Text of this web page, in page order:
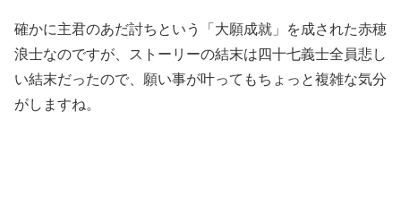
確かに主君のあだ討ちという「大願成就」を成された赤穂
浪士なのですが、ストーリーの結末は四十七義士全員悲し
い結末だったので、願い事が叶ってもちょっと複雑な気分
がしますね。